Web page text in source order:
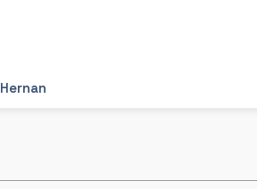
Hernan